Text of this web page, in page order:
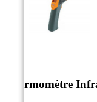
Thermomètre